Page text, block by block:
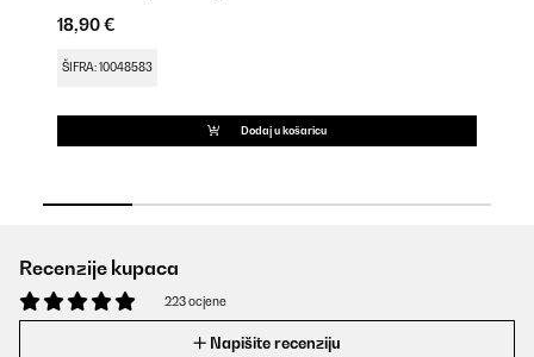
18,90 €
ŠIFRA: 10048583
Dodaj u košaricu
Recenzije kupaca
223 ocjene
Napišite recenziju